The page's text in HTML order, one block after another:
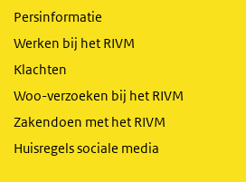
Persinformatie
Werken bij het RIVM
Klachten
Woo-verzoeken bij het RIVM
Zakendoen met het RIVM
Huisregels sociale media